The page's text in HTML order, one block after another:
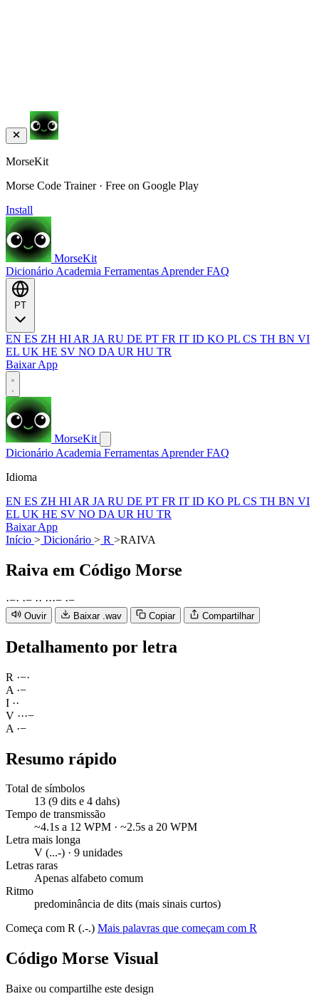
MorseKit
Morse Code Trainer · Free on Google Play
Install
MorseKit
Dicionário Academia Ferramentas AprenderFAQ
EN ES ZH HI AR JA RU DE PT FR IT ID KO PL CS TH BN VI
EL UK HE SV NO DA UR HU TR
Baixar App
MorseKit
Dicionário Academia Ferramentas AprenderFAQ
Idioma
EN ES ZH HI AR JA RU DE PT FR IT ID KO PL CS TH BN VI
EL UK HE SV NO DA UR HU TR
Baixar App
Início > Dicionário > R >RAIVA
Raiva em Código Morse
·−· ·− ·· ···− ·−
Ouvir Baixar .wav Copiar Compartilhar
Detalhamento por letra
R ·−·
A ·−
I ··
V ···−
A ·−
Resumo rápido
Total de símbolos
13 (9 dits e 4 dahs)
Tempo de transmissão
~4.1s a 12 WPM · ~2.5s a 20 WPM
Letra mais longa
V (...-) · 9 unidades
Letras raras
Apenas alfabeto comum
Ritmo
predominância de dits (mais sinais curtos)
Começa com R (.-.) Mais palavras que começam com R
Código Morse Visual
Baixe ou compartilhe este design